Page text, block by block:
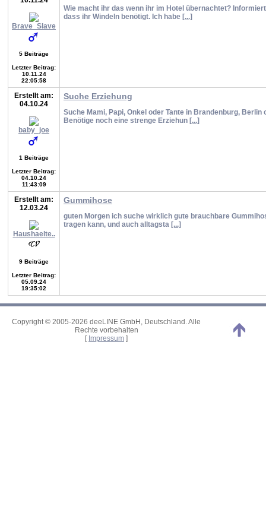
Brave_Slave
5 Beiträge
Letzter Beitrag:
10.11.24
22:05:58
Wie macht ihr das wenn ihr im Hotel übernachtet?
dass ihr Windeln benötigt. Ich habe [...]
Erstellt am:
04.10.24
baby_joe
1 Beiträge
Letzter Beitrag:
04.10.24
11:43:09
Suche Erziehung
Suche Mami, Papi, Onkel oder Tante in Brandenburg, Berlin
Benötige noch eine strenge Erziehun [...]
Erstellt am:
12.03.24
Haushaelte..
9 Beiträge
Letzter Beitrag:
05.09.24
19:35:02
Gummihose
guten Morgen ich suche wirklich gute brauchbare
tragen kann, und auch alltagsta [...]
Copyright © 2005-2026 deeLINE GmbH, Deutschland. Alle
Rechte vorbehalten
[ Impressum ]